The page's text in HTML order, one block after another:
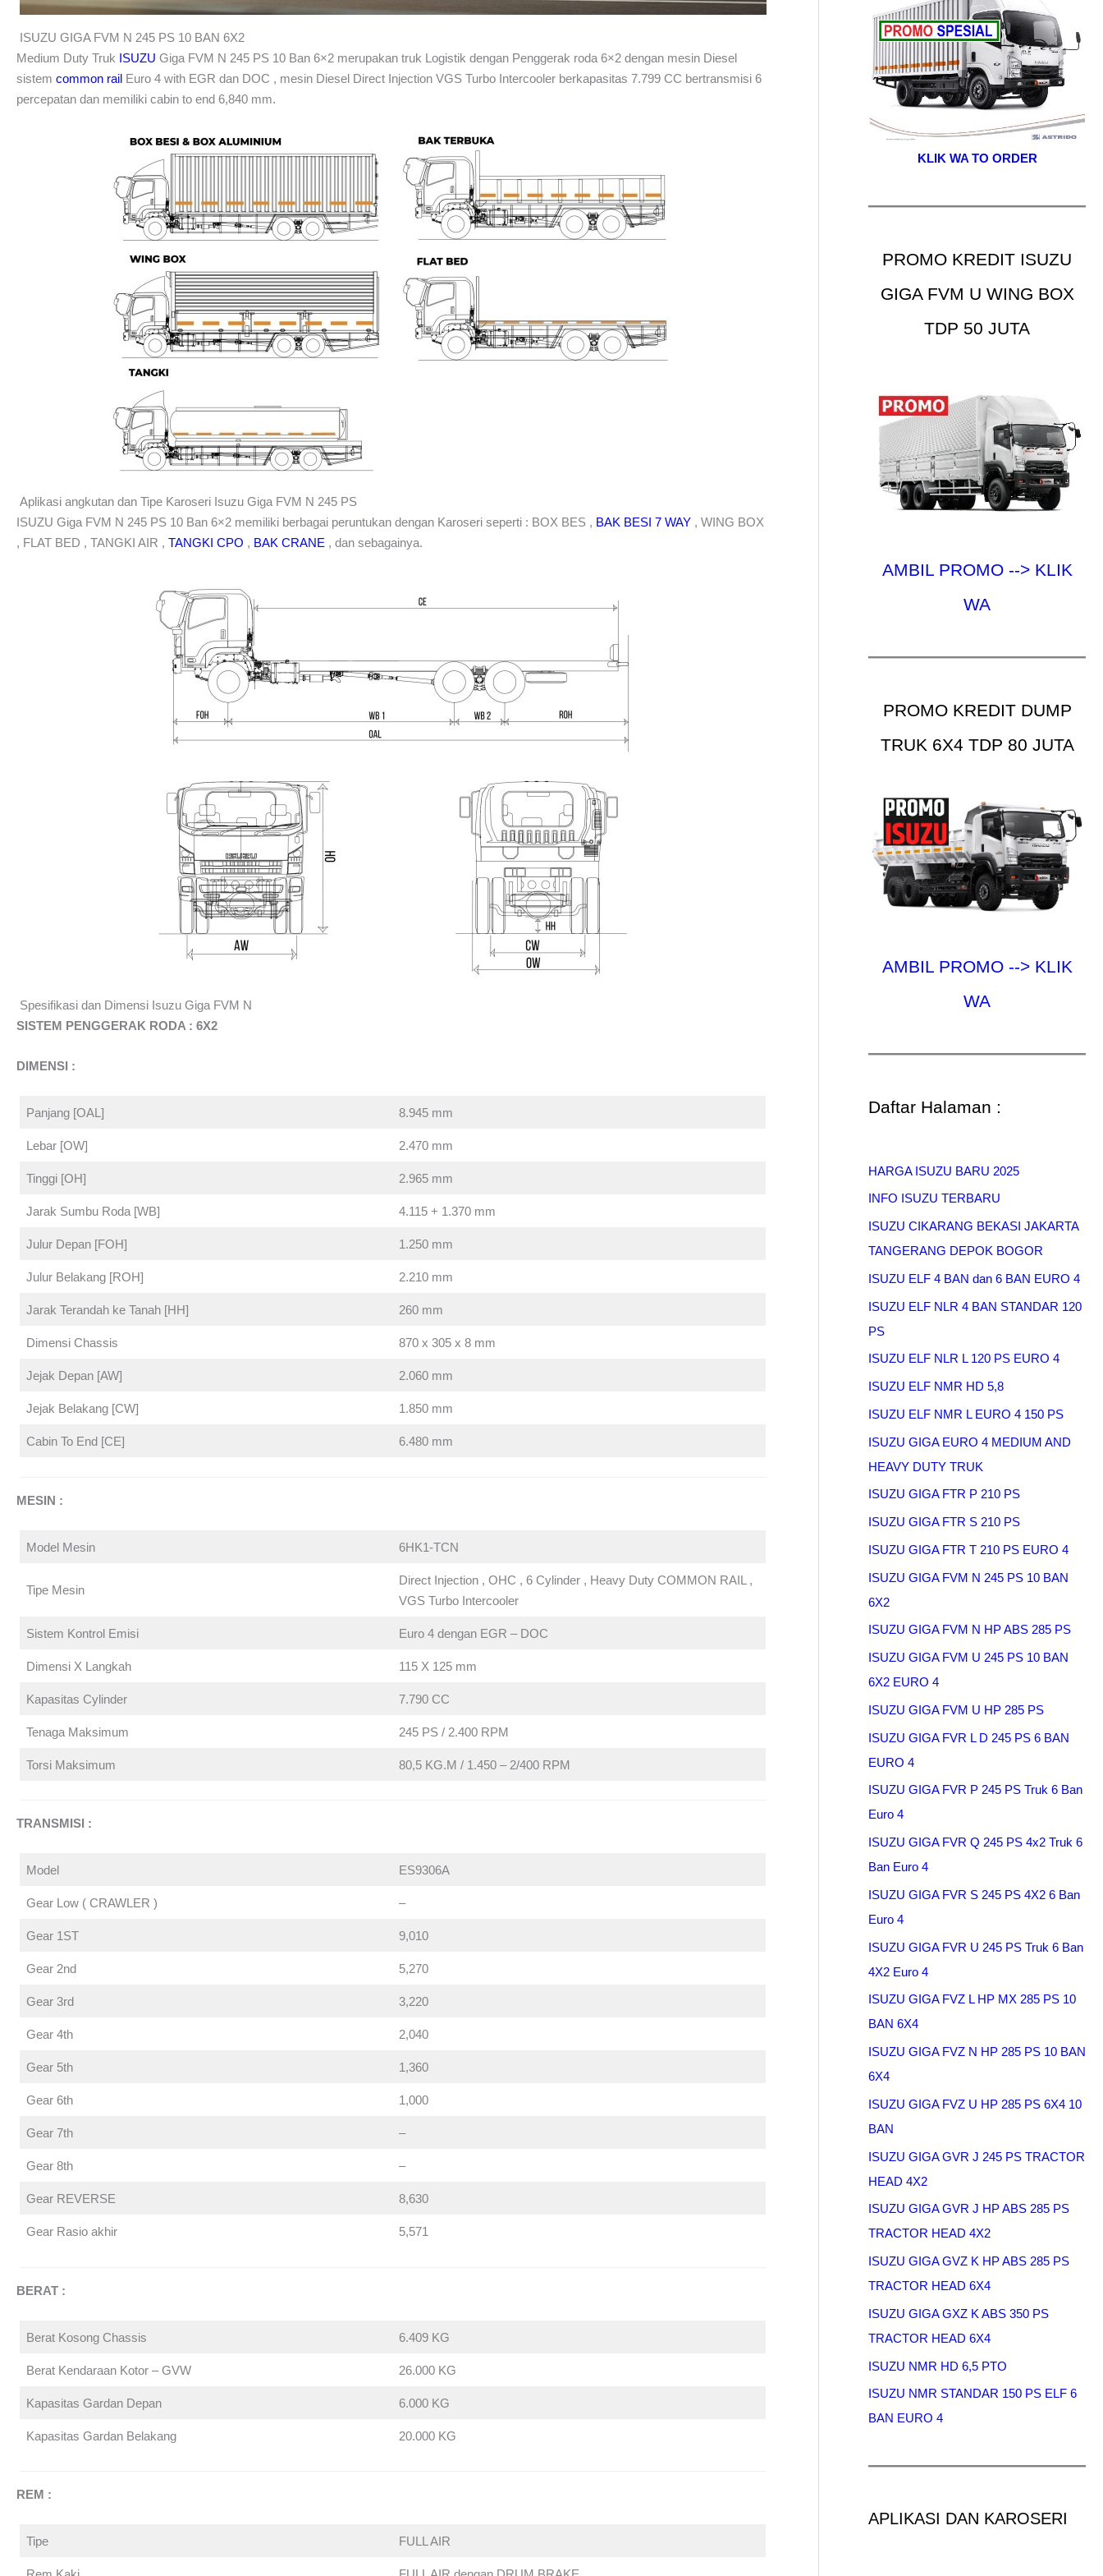
ISUZU GIGA FVM N 245 PS 10 BAN 6X2
Medium Duty Truk ISUZU Giga FVM N 245 PS 10 Ban 6×2 merupakan truk Logistik dengan Penggerak roda 6×2 dengan mesin Diesel
sistem common rail Euro 4 with EGR dan DOC , mesin Diesel Direct Injection VGS Turbo Intercooler berkapasitas 7.799 CC bertransmisi 6
percepatan dan memiliki cabin to end 6,840 mm.
Aplikasi angkutan dan Tipe Karoseri Isuzu Giga FVM N 245 PS
ISUZU Giga FVM N 245 PS 10 Ban 6×2 memiliki berbagai peruntukan dengan Karoseri seperti : BOX BES , BAK BESI 7 WAY , WING BOX
, FLAT BED , TANGKI AIR , TANGKI CPO , BAK CRANE , dan sebagainya.
Spesifikasi dan Dimensi Isuzu Giga FVM N
SISTEM PENGGERAK RODA : 6X2
DIMENSI :
Panjang [OAL] 8.945 mm
Lebar [OW] 2.470 mm
Tinggi [OH] 2.965 mm
Jarak Sumbu Roda [WB] 4.115 + 1.370 mm
Julur Depan [FOH] 1.250 mm
Julur Belakang [ROH] 2.210 mm
Jarak Terandah ke Tanah [HH] 260 mm
Dimensi Chassis 870 x 305 x 8 mm
Jejak Depan [AW] 2.060 mm
Jejak Belakang [CW] 1.850 mm
Cabin To End [CE] 6.480 mm
MESIN :
Model Mesin 6HK1-TCN
Tipe Mesin
Direct Injection , OHC , 6 Cylinder , Heavy Duty COMMON RAIL ,
VGS Turbo Intercooler
Sistem Kontrol Emisi Euro 4 dengan EGR – DOC
Dimensi X Langkah 115 X 125 mm
Kapasitas Cylinder 7.790 CC
Tenaga Maksimum 245 PS / 2.400 RPM
Torsi Maksimum 80,5 KG.M / 1.450 – 2/400 RPM
TRANSMISI :
Model ES9306A
Gear Low ( CRAWLER ) –
Gear 1ST 9,010
Gear 2nd 5,270
Gear 3rd 3,220
Gear 4th 2,040
Gear 5th 1,360
Gear 6th 1,000
Gear 7th –
Gear 8th –
Gear REVERSE 8,630
Gear Rasio akhir 5,571
BERAT :
Berat Kosong Chassis 6.409 KG
Berat Kendaraan Kotor – GVW 26.000 KG
Kapasitas Gardan Depan 6.000 KG
Kapasitas Gardan Belakang 20.000 KG
REM :
Tipe FULL AIR
KLIK WA TO ORDER
PROMO KREDIT ISUZU
GIGA FVM U WING BOX
TDP 50 JUTA
AMBIL PROMO --> KLIK
WA
PROMO KREDIT DUMP
TRUK 6X4 TDP 80 JUTA
AMBIL PROMO --> KLIK
WA
Daftar Halaman :
HARGA ISUZU BARU 2025
INFO ISUZU TERBARU
ISUZU CIKARANG BEKASI JAKARTA
TANGERANG DEPOK BOGOR
ISUZU ELF 4 BAN dan 6 BAN EURO 4
ISUZU ELF NLR 4 BAN STANDAR 120
PS
ISUZU ELF NLR L 120 PS EURO 4
ISUZU ELF NMR HD 5,8
ISUZU ELF NMR L EURO 4 150 PS
ISUZU GIGA EURO 4 MEDIUM AND
HEAVY DUTY TRUK
ISUZU GIGA FTR P 210 PS
ISUZU GIGA FTR S 210 PS
ISUZU GIGA FTR T 210 PS EURO 4
ISUZU GIGA FVM N 245 PS 10 BAN
6X2
ISUZU GIGA FVM N HP ABS 285 PS
ISUZU GIGA FVM U 245 PS 10 BAN
6X2 EURO 4
ISUZU GIGA FVM U HP 285 PS
ISUZU GIGA FVR L D 245 PS 6 BAN
EURO 4
ISUZU GIGA FVR P 245 PS Truk 6 Ban
Euro 4
ISUZU GIGA FVR Q 245 PS 4x2 Truk 6
Ban Euro 4
ISUZU GIGA FVR S 245 PS 4X2 6 Ban
Euro 4
ISUZU GIGA FVR U 245 PS Truk 6 Ban
4X2 Euro 4
ISUZU GIGA FVZ L HP MX 285 PS 10
BAN 6X4
ISUZU GIGA FVZ N HP 285 PS 10 BAN
6X4
ISUZU GIGA FVZ U HP 285 PS 6X4 10
BAN
ISUZU GIGA GVR J 245 PS TRACTOR
HEAD 4X2
ISUZU GIGA GVR J HP ABS 285 PS
TRACTOR HEAD 4X2
ISUZU GIGA GVZ K HP ABS 285 PS
TRACTOR HEAD 6X4
ISUZU GIGA GXZ K ABS 350 PS
TRACTOR HEAD 6X4
ISUZU NMR HD 6,5 PTO
ISUZU NMR STANDAR 150 PS ELF 6
BAN EURO 4
APLIKASI DAN KAROSERI